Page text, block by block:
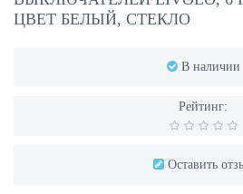
ЦВЕТ БЕЛЫЙ, СТЕКЛО
В наличии
Рейтинг:
Оставить